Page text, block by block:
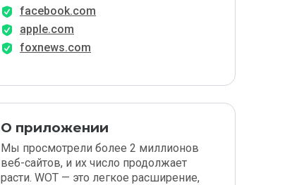
facebook.com
apple.com
foxnews.com
О приложении
Мы просмотрели более 2 миллионов
веб-сайтов, и их число продолжает
расти. WOT — это легкое расширение,